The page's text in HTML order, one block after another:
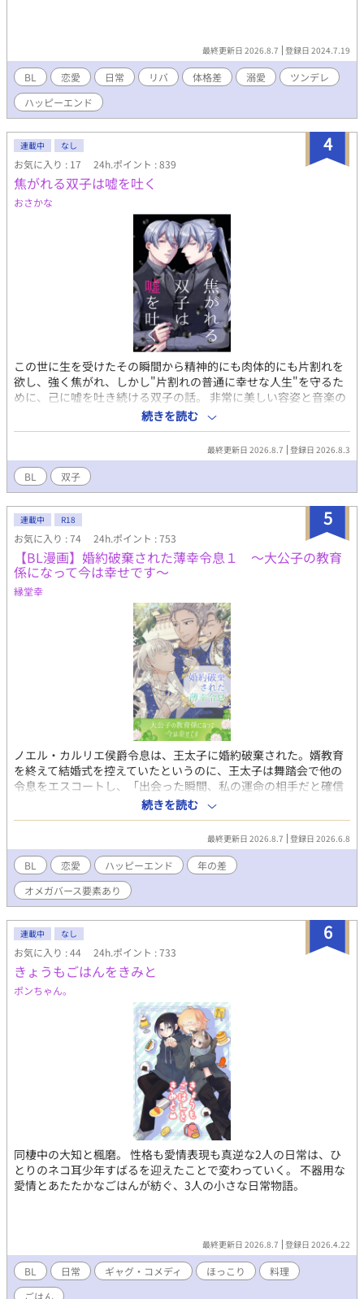
最終更新日 2026.8.7 登録日 2024.7.19
BL 恋愛 日常 リバ 体格差 溺愛
ツンデレ
ハッピーエンド
4
連載中 なし
お気に入り : 17 24h.ポイント : 839
焦がれる双子は嘘を吐く
おさかな
この世に生を受けたその瞬間から精神的にも肉体的にも片割れを
欲し、強く焦がれ、しかし"片割れの普通に幸せな人生"を守るた
めに、己に嘘を吐き続ける双子の話。 非常に美しい容姿と音楽の
才に恵まれ、良くも悪くも目立つ演奏家の双子が、他者の視線と
社会倫理に翻弄されながら生きる。
続きを読む
最終更新日 2026.8.7 登録日 2026.8.3
BL 双子
5
連載中 R18
お気に入り : 74 24h.ポイント : 753
【BL漫画】婚約破棄された薄幸令息１ ～大公子の教育
係になって今は幸せです～
縁堂幸
ノエル・カルリエ侯爵令息は、王太子に婚約破棄された。婿教育
を終えて結婚式を控えていたというのに、王太子は舞踏会で他の
令息をエスコートし、「出会った瞬間、私の運命の相手だと確信
したんだ」と言った。誰もが運命の番に出会えるわけではない。
そう思うと、ノエルは王太子と運命の相手を祝福するしかなかっ
た。 婚約破棄の翌日。次の嫁ぎ先を探すよう父に命じられたノエ
ルの元に、ジョスラン・ベルクール大公が訪ねてきた。大公のひ
とり息子、ローランの教育係を頼まれたノエルは王都を離れ、大
公家の別邸で大公子と暮らすことに。 領地に引きこもる大公子、
ローランに追い返されてもめげないノエル。ローランもあきらめ
ないノエルに心を開くようになり、父のジョスランもノエルのこ
とを意識し始めて…… ひと回り年上大公α × 自信も幸も薄いけど
実は敏腕Ω 婚約破棄されたノエルが、新しい家族に愛されて幸せ
になるお話です。 ✦この漫画は自創作BL小説のセルフコミカライ
ズ作品です 毎週金曜18時30分、3～4ページずつちまちま更新
中 ✦薄幸令息１は婚約破棄～1年間のお話（全年齢） ✦R-18は薄
幸令息２から アルファポリスで同タイトルの小説版が完結済み
続きを読む
最終更新日 2026.8.7 登録日 2026.6.8
BL 恋愛 ハッピーエンド
年の差
オメガバース要素あり
6
連載中 なし
お気に入り : 44 24h.ポイント : 733
きょうもごはんをきみと
ポンちゃん。
同棲中の大知と楓磨。 性格も愛情表現も真逆な2人の日常は、ひ
とりのネコ耳少年すばるを迎えたことで変わっていく。 不器用な
愛情とあたたかなごはんが紡ぐ、3人の小さな日常物語。
最終更新日 2026.8.7 登録日 2026.4.22
BL 日常 ギャグ・コメディ ほっこり
料理
ごはん